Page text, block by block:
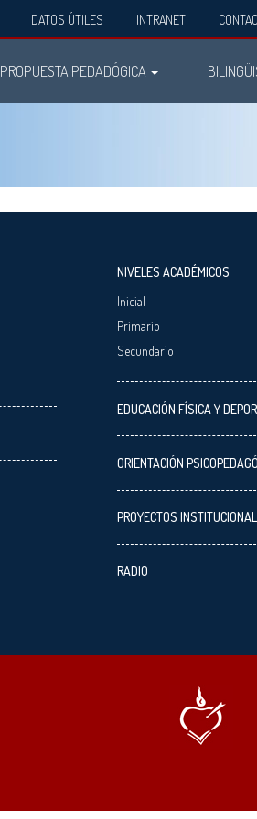
DATOS ÚTILES INTRANET
PROPUESTA PEDADÓGICA
NIVELES ACADÉMICOS
Inicial
Primario
Secundario
EDUCACIÓN FÍSICA Y
ORIENTACIÓN
PROYECTOS
RADIO